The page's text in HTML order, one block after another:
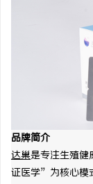
品牌简介
达巢是专注生殖健
证医学”为核心模